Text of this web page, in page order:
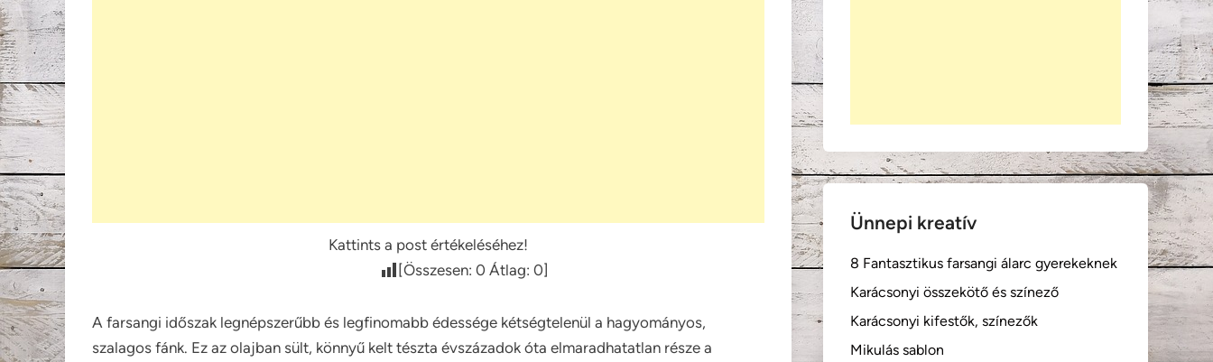
Kattints a post értékeléséhez!
[Összesen: 0 Átlag: 0]
A farsangi időszak legnépszerűbb és legfinomabb édessége kétségtelenül a hagyományos,
szalagos fánk. Ez az olajban sült, könnyű kelt tészta évszázadok óta elmaradhatatlan része a
Ünnepi kreatív
8 Fantasztikus farsangi álarc gyerekeknek
Karácsonyi összekötő és színező
Karácsonyi kifestők, színezők
Mikulás sablon